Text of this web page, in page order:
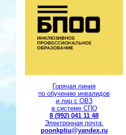
Горячая линия
по обучению инвалидов
и лиц с ОВЗ
в системе СПО
8 (992) 041 11 48
Электронная почта:
poonkptiu@yandex.ru